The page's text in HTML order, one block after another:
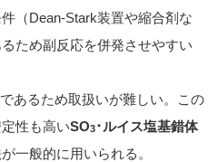
（Dean-Stark装置や縮合剤な
ため副反応を併発させやすい
あるため取扱いが難しい。この
性も高いSO3･ルイス塩基錯体
一般的に用いられる。